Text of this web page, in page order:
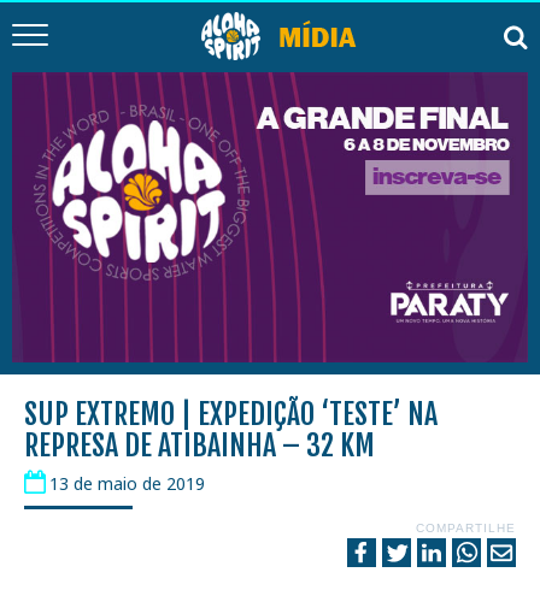
SUP EXTREMO | EXPEDIÇÃO ‘TESTE’ NA
REPRESA DE ATIBAINHA – 32 KM
13 de maio de 2019
COMPARTILHE